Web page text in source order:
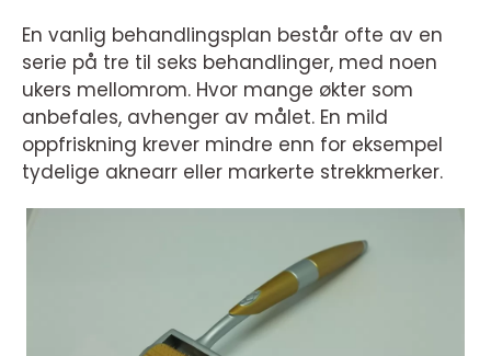
En vanlig behandlingsplan består ofte av en
serie på tre til seks behandlinger, med noen
ukers mellomrom. Hvor mange økter som
anbefales, avhenger av målet. En mild
oppfriskning krever mindre enn for eksempel
tydelige aknearr eller markerte strekkmerker.